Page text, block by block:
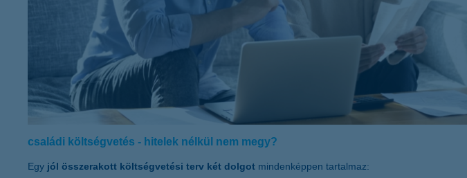
családi költségvetés - hitelek nélkül nem megy?
Egy jól összerakott költségvetési terv két dolgot mindenképpen tartalmaz: